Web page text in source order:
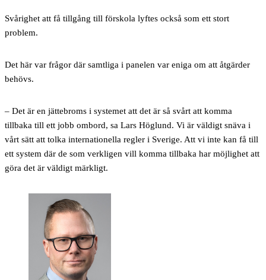
Svårighet att få tillgång till förskola lyftes också som ett stort
problem.
Det här var frågor där samtliga i panelen var eniga om att åtgärder
behövs.
– Det är en jättebroms i systemet att det är så svårt att komma
tillbaka till ett jobb ombord, sa Lars Höglund. Vi är väldigt snäva i
vårt sätt att tolka internationella regler i Sverige. Att vi inte kan få till
ett system där de som verkligen vill komma tillbaka har möjlighet att
göra det är väldigt märkligt.